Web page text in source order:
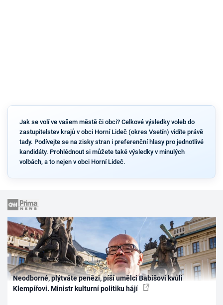
Jak se volí ve vašem městě či obci? Celkové výsledky voleb do
zastupitelstev krajů v obci Horní Lideč (okres Vsetín) vidíte právě
tady. Podívejte se na zisky stran i preferenční hlasy pro jednotlivé
kandidáty. Prohlédnout si můžete také výsledky v minulých
volbách, a to nejen v obci Horní Lideč.
Neodborné, plýtváte penězi, píší umělci Babišovi kvůli
Klempířovi. Ministr kulturní politiku hájí